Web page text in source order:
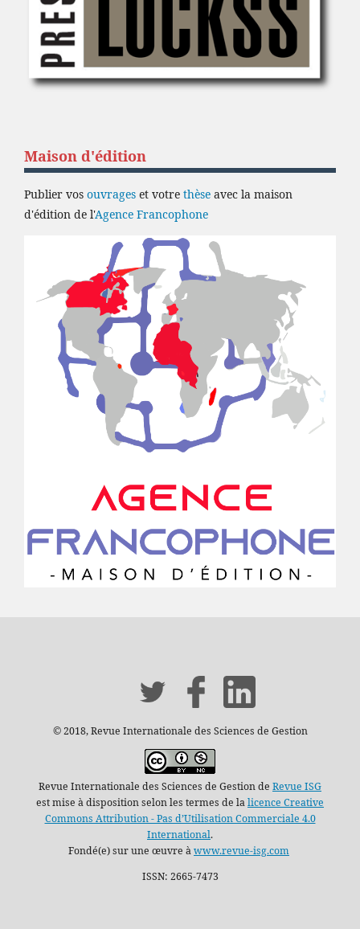
Maison d'édition
Publier vos ouvrages et votre thèse avec la maison
d'édition de l'Agence Francophone
© 2018, Revue Internationale des Sciences de Gestion
Revue Internationale des Sciences de Gestion de Revue ISG
est mise à disposition selon les termes de lalicence Creative
Commons Attribution - Pas d’Utilisation Commerciale 4.0
International.
Fondé(e) sur une œuvre àwww.revue-isg.com
ISSN: 2665-7473